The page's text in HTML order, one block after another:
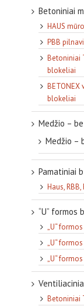
Betoniniai
HAUS
PBB
Betoniniai
blokeliai
blokeliai
Medžio –
Medžio –
Pamatiniai
Haus,
“U” formos
„U“
„U“
„U“
Betoniniai